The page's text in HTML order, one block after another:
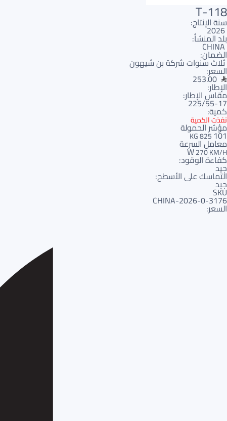
T-118
سنة الإنتاج:
2026
بلد المنشأ:
CHINA
الضمان:
ثلاث سنوات شركة بن شيهون
السعر:
253.00
الإطار:
مقاس الإطار:
225/55-17
كمية:
نفذت الكمية
مؤشر الحمولة
101
825 KG
معامل السرعة
W270 KM/H
كفاءة الوقود:
جيد
التماسك على الأسطح:
جيد
SKU
3176-CHINA-2026-0
السعر: